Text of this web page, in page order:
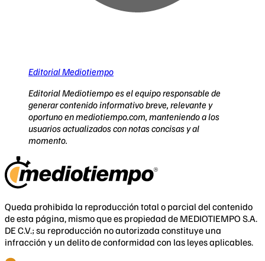
Editorial Mediotiempo
Editorial Mediotiempo es el equipo responsable de
generar contenido informativo breve, relevante y
oportuno en mediotiempo.com, manteniendo a los
usuarios actualizados con notas concisas y al
momento.
Queda prohibida la reproducción total o parcial del contenido
de esta página, mismo que es propiedad de MEDIOTIEMPO S.A.
DE C.V.; su reproducción no autorizada constituye una
infracción y un delito de conformidad con las leyes aplicables.